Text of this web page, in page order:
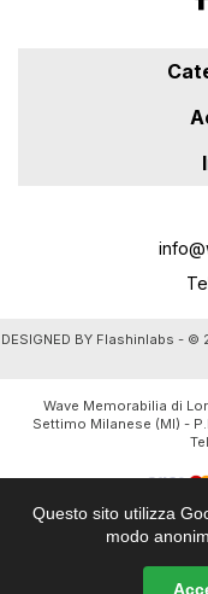
Questo sito utilizza
modo
DESIGNED BY Flashinlabs - ©
Wave Memorabilia di
Settimo Milanese (MI) -